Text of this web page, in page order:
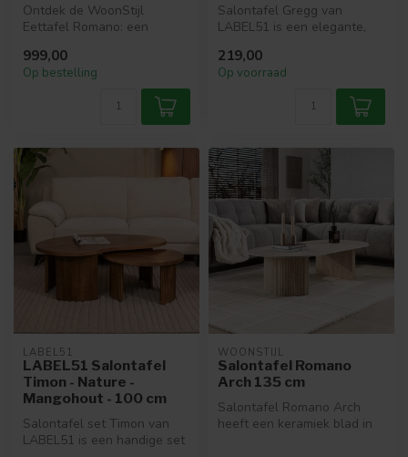
Ontdek de WoonStijl
Eettafel Romano: een
cm met 3D ker...
999,00
Op bestelling
Salontafel Gregg van
LABEL51 is een elegante,
gemaakt v...
219,00
Op voorraad
LABEL51
LABEL51 Salontafel
Timon - Nature -
Mangohout - 100 cm
Salontafel set Timon van
LABEL51 is een handige set
WOONSTIJL
Salontafel Romano
Arch 135 cm
Salontafel Romano Arch
heeft een keramiek blad in